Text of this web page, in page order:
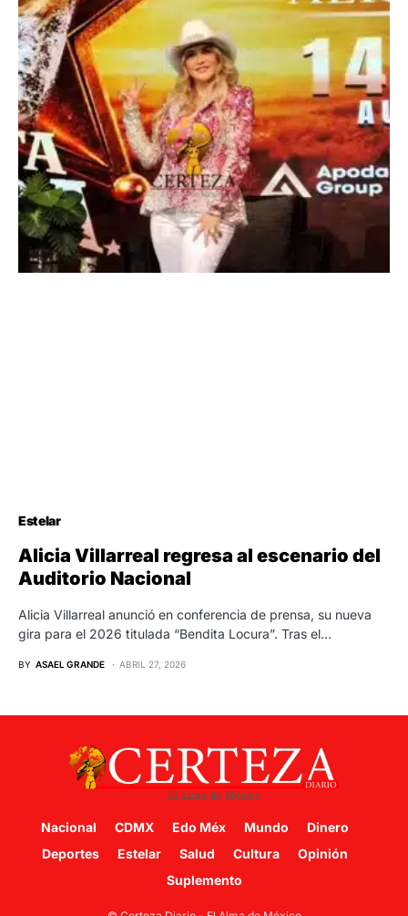
Estelar
Alicia Villarreal regresa al escenario del
Auditorio Nacional
Alicia Villarreal anunció en conferencia de prensa, su nueva
gira para el 2026 titulada “Bendita Locura”. Tras el…
BY ASAEL GRANDE ABRIL 27, 2026
Nacional CDMX Edo Méx Mundo
Dinero
Deportes
Estelar Salud Cultura
Opinión
Suplemento